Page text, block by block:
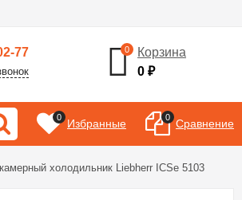
77 0
Корзина
0₽
0 Избранные 0 Сравнение
холодильник Liebherr ICSe 5103